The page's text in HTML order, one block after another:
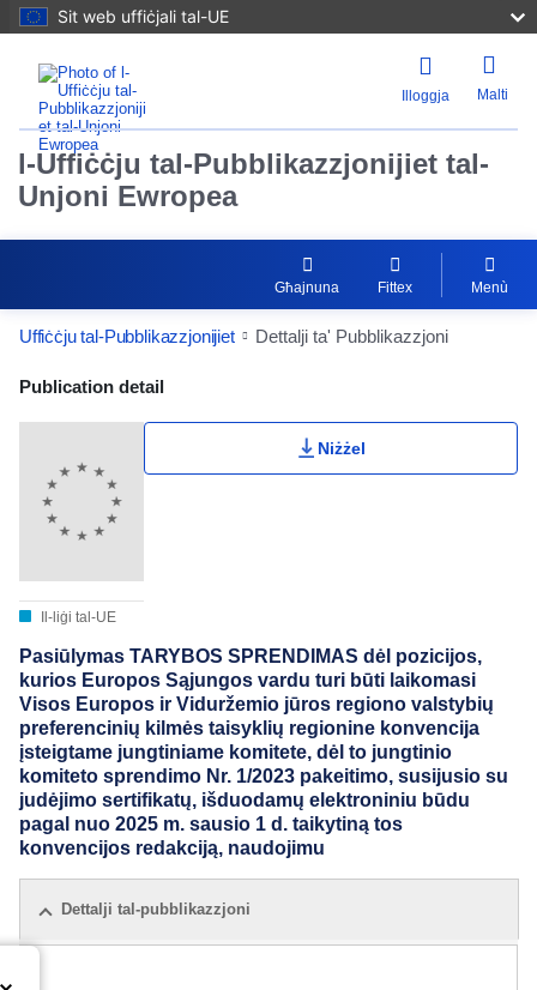
Sit web uffiċjali tal-UE
Illoggja Malti
l-Uffiċċju tal-Pubblikazzjonijiet tal-
Unjoni Ewropea
Għajnuna Fittex Menù
Uffiċċju tal-Pubblikazzjonijiet Dettalji ta' Pubblikazzjoni
Publication Detail Actions Portlet
Publication detail
Il-liġi tal-UE
Niżżel
Pasiūlymas TARYBOS SPRENDIMAS dėl pozicijos,
kurios Europos Sąjungos vardu turi būti laikomasi
Visos Europos ir Viduržemio jūros regiono valstybių
preferencinių kilmės taisyklių regionine konvencija
įsteigtame jungtiniame komitete, dėl to jungtinio
komiteto sprendimo Nr. 1/2023 pakeitimo, susijusio su
judėjimo sertifikatų, išduodamų elektroniniu būdu
pagal nuo 2025 m. sausio 1 d. taikytiną tos
konvencijos redakciją, naudojimu
Dettalji tal-pubblikazzjoni